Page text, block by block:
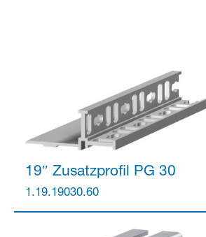
19″ Zusatzprofil PG 30
1.19.19030.60
Partner Login